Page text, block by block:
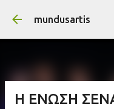
Μετάβαση
mundusartis
Η ΕΝΩΣΗ